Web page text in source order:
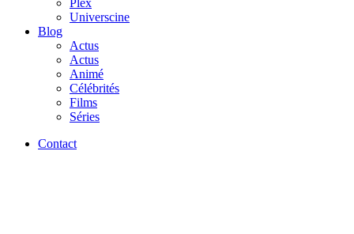
Plex
Universcine
Blog
Actus
Actus
Animé
Célébrités
Films
Séries
Contact